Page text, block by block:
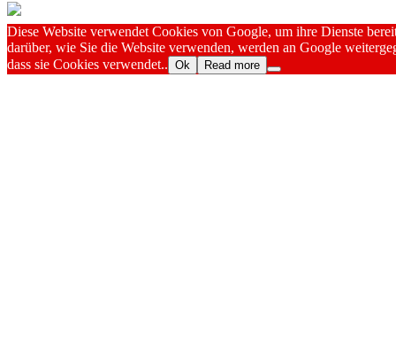
Diese Website verwendet Cookies von Google, um ihre Dienste
darüber, wie Sie die Website verwenden, werden an Google
dass sie Cookies verwendet.. Ok Read more